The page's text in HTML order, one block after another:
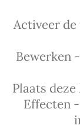
Activeer
Bewerken
Plaats
Effecten